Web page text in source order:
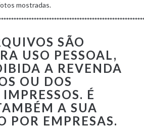
mostradas.
SÃO
USO PESSOAL,
A REVENDA
OU DOS
É
A SUA
POR EMPRESAS.